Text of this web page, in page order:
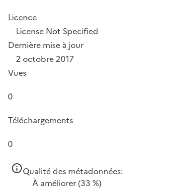
Licence
License Not Specified
Dernière mise à jour
2 octobre 2017
Vues
0
Téléchargements
0
Qualité des métadonnées:
À améliorer(33 %)